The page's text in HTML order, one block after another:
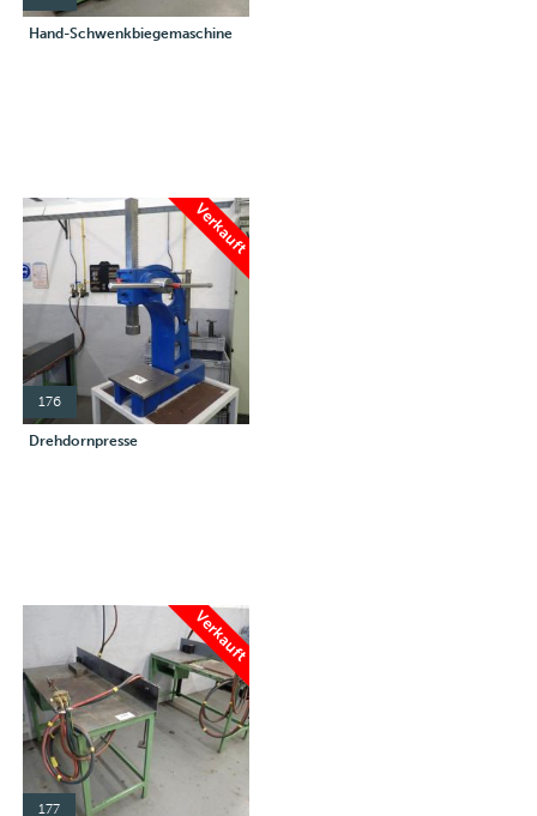
Hand-Schwenkbiegemaschine
Verkauft
176
Drehdornpresse
Verkauft
177